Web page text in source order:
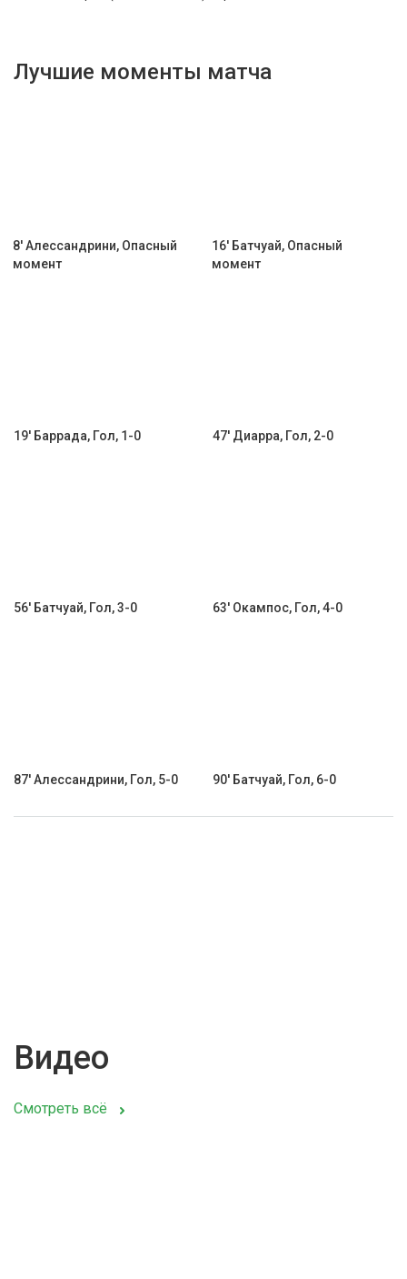
Лучшие моменты матча
8' Алессандрини, Опасный
момент
16' Батчуай, Опасный
момент
19' Баррада, Гол, 1-0 47' Диарра, Гол, 2-0
56' Батчуай, Гол, 3-0 63' Окампос, Гол, 4-0
87' Алессандрини, Гол, 5-0 90' Батчуай, Гол, 6-0
Видео
Смотреть всё